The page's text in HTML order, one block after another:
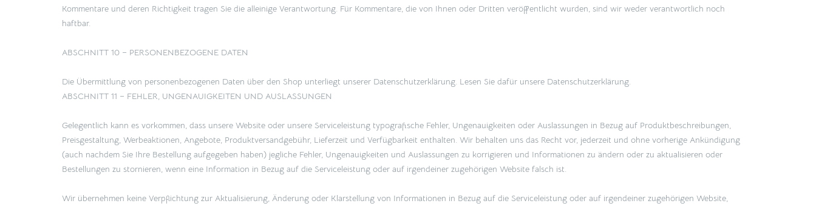
Kommentare und deren Richtigkeit tragen Sie die alleinige Verantwortung. Für Kommentare, die von Ihnen oder Dritten veröffentlicht wurden, sind wir weder verantwortlich noch
haftbar.
ABSCHNITT 10 – PERSONENBEZOGENE DATEN
Die Übermittlung von personenbezogenen Daten über den Shop unterliegt unserer Datenschutzerklärung. Lesen Sie dafür unsere Datenschutzerklärung.
ABSCHNITT 11 – FEHLER, UNGENAUIGKEITEN UND AUSLASSUNGEN
Gelegentlich kann es vorkommen, dass unsere Website oder unsere Serviceleistung typografische Fehler, Ungenauigkeiten oder Auslassungen in Bezug auf Produktbeschreibungen,
Preisgestaltung, Werbeaktionen, Angebote, Produktversandgebühr, Lieferzeit und Verfügbarkeit enthalten. Wir behalten uns das Recht vor, jederzeit und ohne vorherige Ankündigung
(auch nachdem Sie Ihre Bestellung aufgegeben haben) jegliche Fehler, Ungenauigkeiten und Auslassungen zu korrigieren und Informationen zu ändern oder zu aktualisieren oder
Bestellungen zu stornieren, wenn eine Information in Bezug auf die Serviceleistung oder auf irgendeiner zugehörigen Website falsch ist.
Wir übernehmen keine Verpflichtung zur Aktualisierung, Änderung oder Klarstellung von Informationen in Bezug auf die Serviceleistung oder auf irgendeiner zugehörigen Website,